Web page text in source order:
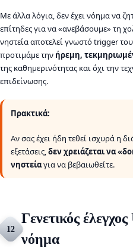
Με άλλα λόγια, δεν έχει νόημα να
επίτηδες για να «ανεβάσουμε» τη
νηστεία αποτελεί γνωστό trigger
προτιμάμε την ήρεμη,
της καθημερινότητας και όχι την
επιδείνωσης.
Πρακτικά:
Αν σας έχει ήδη τεθεί ισχυρά η
εξετάσεις,δεν χρειάζεται να
νηστείαγια να βεβαιωθείτε.
12
Γενετικός
νόημα